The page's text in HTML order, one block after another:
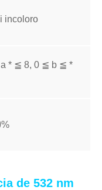
incoloro
a * ≦ 8, 0 ≦ b ≦ *
de 532 nm